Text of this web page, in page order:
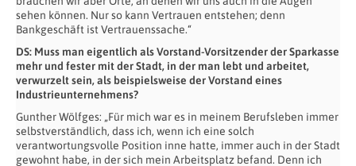
sehen können. Nur so kann Vertrauen entstehen; denn
Bankgeschäft ist Vertrauenssache.“
DS: Muss man eigentlich als Vorstand-Vorsitzender der Sparkasse
mehr und fester mit der Stadt, in der man lebt und arbeitet,
verwurzelt sein, als beispielsweise der Vorstand eines
Industrieunternehmens?
Gunther Wölfges: „Für mich war es in meinem Berufsleben immer
selbstverständlich, dass ich, wenn ich eine solch
verantwortungsvolle Position inne hatte, immer auch in der Stadt
gewohnt habe, in der sich mein Arbeitsplatz befand. Denn ich